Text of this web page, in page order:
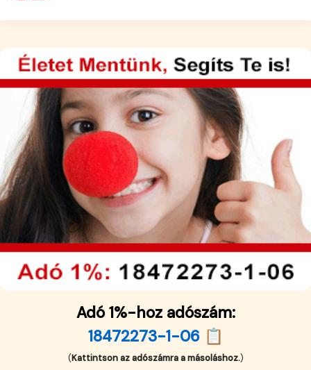
Adó 1%-hoz adószám:
18472273-1-06 📋
(Kattintson az adószámra a másoláshoz.)